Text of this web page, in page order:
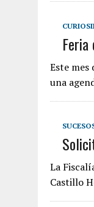
Este
una
La
Castillo